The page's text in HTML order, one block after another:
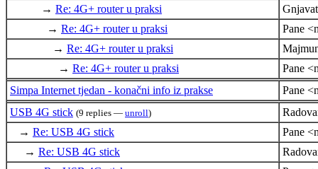
→ Re: 4G+ router u praksi
→ Re: 4G+ router u praksi
Pane
→ Re: 4G+ router u praksi
→ Re: 4G+ router u praksi
Pane
Simpa Internet tjedan - konačni info iz prakse
Pane
USB 4G stick (9 replies — unroll)
→ Re: USB 4G stick
Pane
→ Re: USB 4G stick